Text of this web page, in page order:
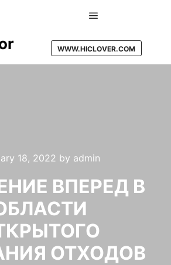
WWW.HICLOVER.COM
18, 2022 by admin
ВПЕРЕД В
ОТХОДОВ